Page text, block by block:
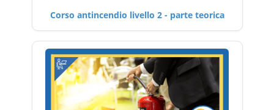
Corso antincendio livello 2 - parte teorica